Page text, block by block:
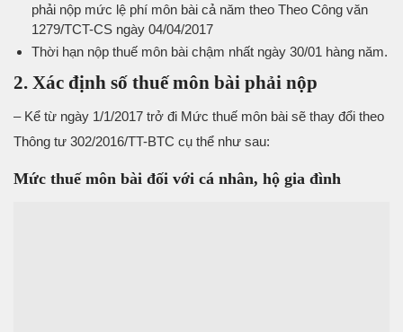
phải nộp mức lệ phí môn bài cả năm theo Theo Công văn
1279/TCT-CS ngày 04/04/2017
Thời hạn nộp thuế môn bài chậm nhất ngày 30/01 hàng năm.
2. Xác định số thuế môn bài phải nộp
– Kể từ ngày 1/1/2017 trở đi Mức thuế môn bài sẽ thay đổi theo
Thông tư 302/2016/TT-BTC cụ thể như sau:
Mức thuế môn bài đối với cá nhân, hộ gia đình